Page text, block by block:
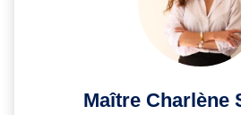
Maître Charlène